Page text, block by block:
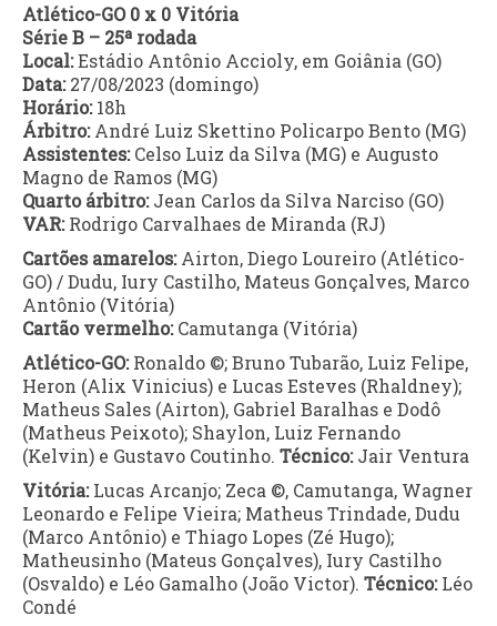
Atlético-GO 0 x 0 Vitória
Série B – 25ª rodada
Local:Estádio Antônio Accioly, em Goiânia (GO)
Data:27/08/2023 (domingo)
Horário:18h
Árbitro:André Luiz Skettino Policarpo Bento (MG)
Assistentes:Celso Luiz da Silva (MG) e Augusto
Magno de Ramos (MG)
Quarto árbitro:Jean Carlos da Silva Narciso (GO)
VAR:Rodrigo Carvalhaes de Miranda (RJ)
Cartões amarelos:Airton, Diego Loureiro (Atlético-
GO) / Dudu, Iury Castilho, Mateus Gonçalves, Marco
Antônio (Vitória)
Cartão vermelho:Camutanga (Vitória)
Atlético-GO:Ronaldo ©; Bruno Tubarão, Luiz Felipe,
Heron (Alix Vinicius) e Lucas Esteves (Rhaldney);
Matheus Sales (Airton), Gabriel Baralhas e Dodô
(Matheus Peixoto); Shaylon, Luiz Fernando
(Kelvin) e Gustavo Coutinho. Técnico:Jair Ventura
Vitória:Lucas Arcanjo; Zeca ©, Camutanga, Wagner
Leonardo e Felipe Vieira; Matheus Trindade, Dudu
(Marco Antônio) e Thiago Lopes (Zé Hugo);
Matheusinho (Mateus Gonçalves), Iury Castilho
(Osvaldo) e Léo Gamalho (João Victor). Técnico:Léo
Condé